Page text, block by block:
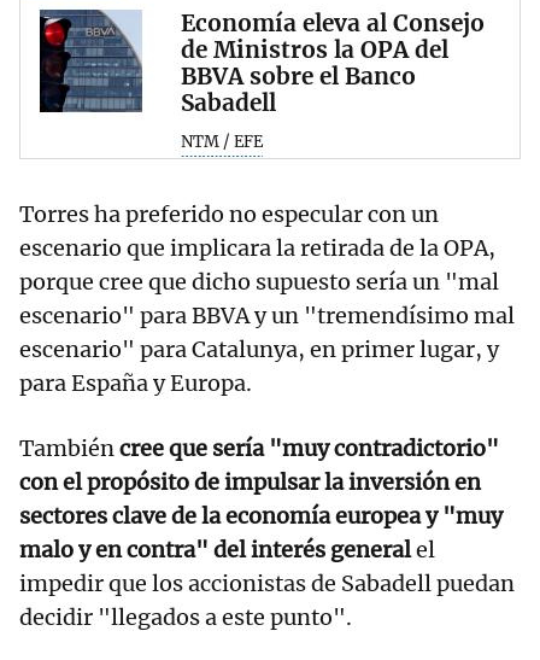
Economía eleva al Consejo
de Ministros la OPA del
BBVA sobre el Banco
Sabadell
NTM / EFE
Torres ha preferido no especular con un
escenario que implicara la retirada de la OPA,
porque cree que dicho supuesto sería un "mal
escenario" para BBVA y un "tremendísimo mal
escenario" para Catalunya, en primer lugar, y
para España y Europa.
Tambiéncree que sería "muy contradictorio"
con el propósito de impulsar la inversión en
sectores clave de la economía europea y "muy
malo y en contra" del interés generalel
impedir que los accionistas de Sabadell puedan
decidir "llegados a este punto".